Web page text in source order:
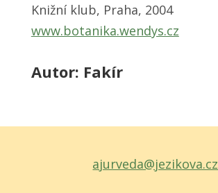
Knižní klub, Praha, 2004
www.botanika.wendys.cz
Autor: Fakír
ajurveda@jezikova.cz